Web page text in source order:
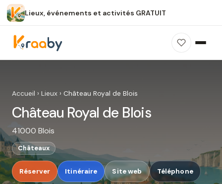
Lieux, événements et activités GRATUIT
spot dans Kraaby.
Ouvrir dans Kraaby
Accueil › Lieux › Château Royal de Blois
Château Royal de Blois
41000 Blois
Châteaux
Réserver Itinéraire Site web Téléphone